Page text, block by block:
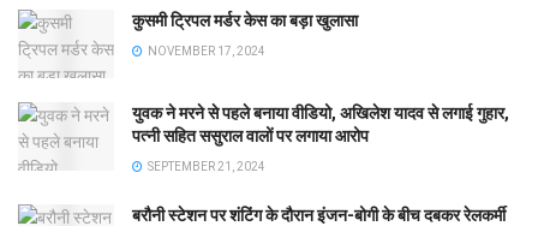
कुसमी ट्रिपल मर्डर केस का बड़ा खुलासा
NOVEMBER 17, 2024
युवक ने मरने से पहले बनाया वीडियो, अखिलेश यादव से लगाई गुहार,
पत्नी सहित ससुराल वालों पर लगाया आरोप
SEPTEMBER 21, 2024
बरौनी स्टेशन पर शंटिंग के दौरान इंजन-बोगी के बीच दबकर रेलकर्मी